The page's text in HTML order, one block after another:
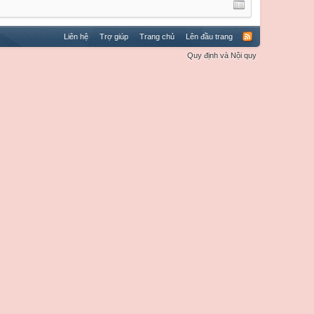
Liên hệ Trợ giúp Trang chủ Lên đầu trang
Quy định và Nội quy